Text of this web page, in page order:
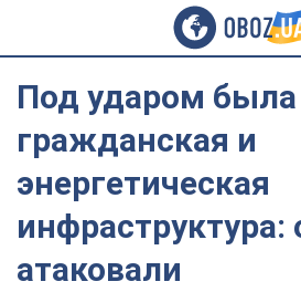
Под ударом была
гражданская и
энергетическая
инфраструктура:
атаковали